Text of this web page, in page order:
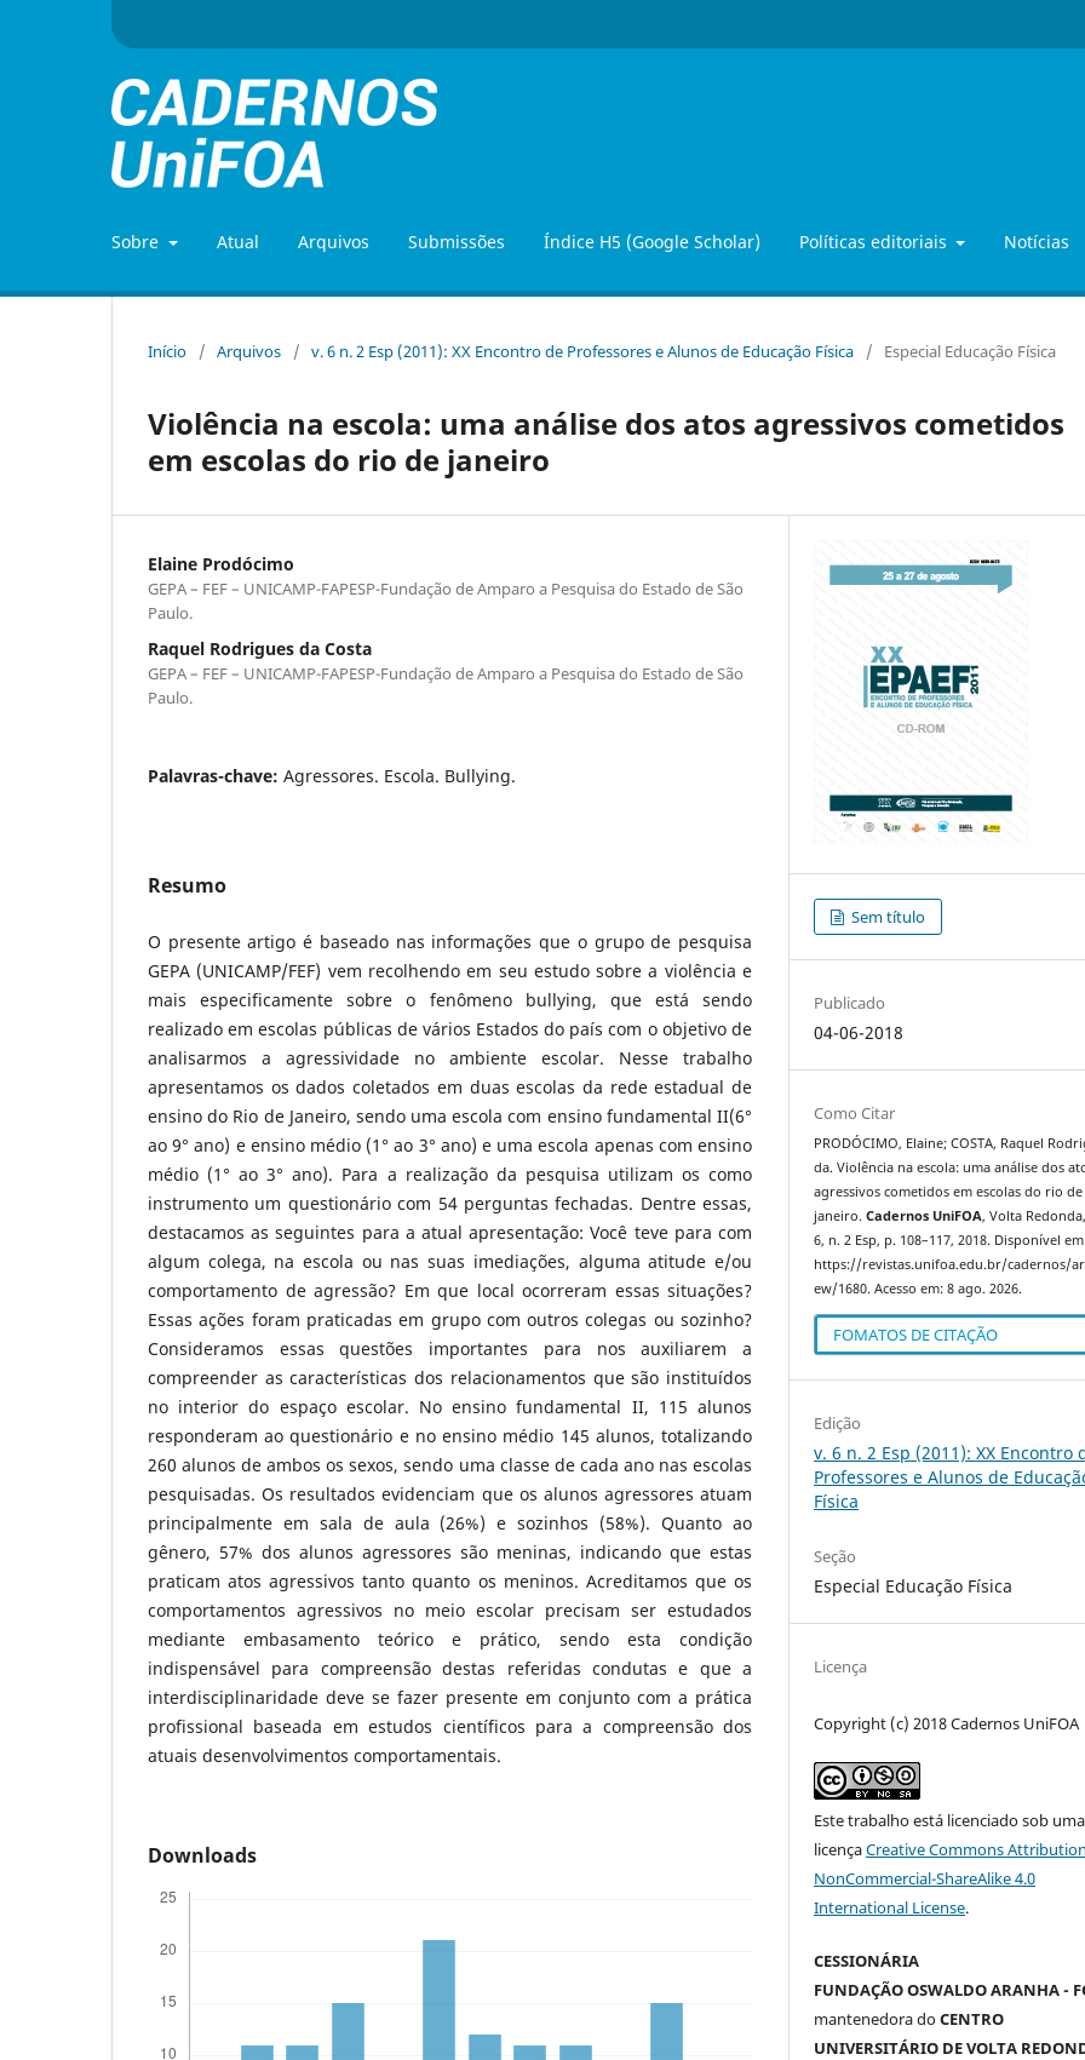
Sobre Atual Arquivos Submissões Índice H5 (Google Scholar) Políticas editoriais Notícias
Início / Arquivos / v. 6 n. 2 Esp (2011): XX Encontro de Professores e Alunos de Educação Física / Especial Educação Física
Violência na escola: uma análise dos atos agressivos cometidos
em escolas do rio de janeiro
Elaine Prodócimo
GEPA – FEF – UNICAMP-FAPESP-Fundação de Amparo a Pesquisa do Estado de São
Paulo.
Raquel Rodrigues da Costa
GEPA – FEF – UNICAMP-FAPESP-Fundação de Amparo a Pesquisa do Estado de São
Paulo.
Palavras-chave: Agressores. Escola. Bullying.
Resumo
O presente artigo é baseado nas informações que o grupo de pesquisa
GEPA (UNICAMP/FEF) vem recolhendo em seu estudo sobre a violência e
mais especificamente sobre o fenômeno bullying, que está sendo
realizado em escolas públicas de vários Estados do país com o objetivo de
analisarmos a agressividade no ambiente escolar. Nesse trabalho
apresentamos os dados coletados em duas escolas da rede estadual de
ensino do Rio de Janeiro, sendo uma escola com ensino fundamental II(6°
ao 9° ano) e ensino médio (1° ao 3° ano) e uma escola apenas com ensino
médio (1° ao 3° ano). Para a realização da pesquisa utilizam os como
instrumento um questionário com 54 perguntas fechadas. Dentre essas,
destacamos as seguintes para a atual apresentação: Você teve para com
algum colega, na escola ou nas suas imediações, alguma atitude e/ou
comportamento de agressão? Em que local ocorreram essas situações?
Essas ações foram praticadas em grupo com outros colegas ou sozinho?
Consideramos essas questões importantes para nos auxiliarem a
compreender as características dos relacionamentos que são instituídos
no interior do espaço escolar. No ensino fundamental II, 115 alunos
responderam ao questionário e no ensino médio 145 alunos, totalizando
260 alunos de ambos os sexos, sendo uma classe de cada ano nas escolas
pesquisadas. Os resultados evidenciam que os alunos agressores atuam
principalmente em sala de aula (26%) e sozinhos (58%). Quanto ao
gênero, 57% dos alunos agressores são meninas, indicando que estas
praticam atos agressivos tanto quanto os meninos. Acreditamos que os
comportamentos agressivos no meio escolar precisam ser estudados
mediante embasamento teórico e prático, sendo esta condição
indispensável para compreensão destas referidas condutas e que a
interdisciplinaridade deve se fazer presente em conjunto com a prática
profissional baseada em estudos científicos para a compreensão dos
atuais desenvolvimentos comportamentais.
Downloads
Sem título
Publicado
04-06-2018
Como Citar
PRODÓCIMO, Elaine; COSTA, Raquel
da. Violência na escola: uma análise dos
agressivos cometidos em escolas do rio de
janeiro.Cadernos UniFOA, Volta Redonda,
6, n. 2 Esp, p. 108–117, 2018. Disponível
https://revistas.unifoa.edu.br/cadernos/
ew/1680. Acesso em: 8 ago. 2026.
FOMATOS DE CITAÇÃO
Edição
v. 6 n. 2 Esp (2011): XX Encontro
Professores e Alunos de
Física
Seção
Especial Educação Física
Licença
Copyright (c) 2018 Cadernos UniFOA
Este trabalho está licenciado sob uma
licençaCreative Commons
NonCommercial-ShareAlike 4.0
International License.
CESSIONÁRIA
FUNDAÇÃO OSWALDO ARANHA -
mantenedora doCENTRO
UNIVERSITÁRIO DE VOLTA